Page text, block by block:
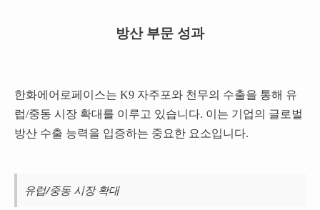
방산 부문 성과
한화에어로페이스는 K9 자주포와 천무의 수출을 통해 유
럽/중동 시장 확대를 이루고 있습니다. 이는 기업의 글로벌
방산 수출 능력을 입증하는 중요한 요소입니다.
유럽/중동 시장 확대